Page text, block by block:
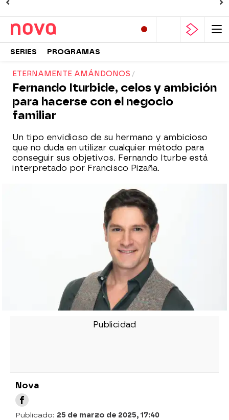
SERIES PROGRAMAS
ETERNAMENTE AMÁNDONOS
Fernando Iturbide, celos y ambición
para hacerse con el negocio
familiar
Un tipo envidioso de su hermano y ambicioso
que no duda en utilizar cualquier método para
conseguir sus objetivos. Fernando Iturbe está
interpretado por Francisco Pizaña.
Nova
Publicado: 25 de marzo de 2025, 17:40